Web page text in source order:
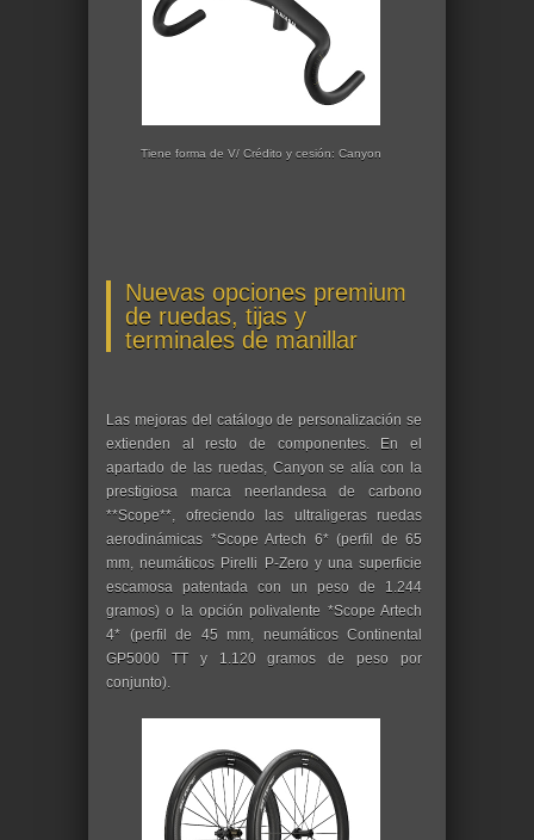
Tiene forma de V/ Crédito y cesión: Canyon
Nuevas opciones premium
de ruedas, tijas y
terminales de manillar
Las mejoras del catálogo de personalización se
extienden al resto de componentes. En el
apartado de las ruedas, Canyon se alía con la
prestigiosa marca neerlandesa de carbono
**Scope**, ofreciendo las ultraligeras ruedas
aerodinámicas *Scope Artech 6* (perfil de 65
mm, neumáticos Pirelli P-Zero y una superficie
escamosa patentada con un peso de 1.244
gramos) o la opción polivalente *Scope Artech
4* (perfil de 45 mm, neumáticos Continental
GP5000 TT y 1.120 gramos de peso por
conjunto).